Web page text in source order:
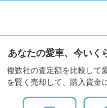
あなたの愛車、今いく
複数社の査定額を比較して
を賢く売却して、購入資金